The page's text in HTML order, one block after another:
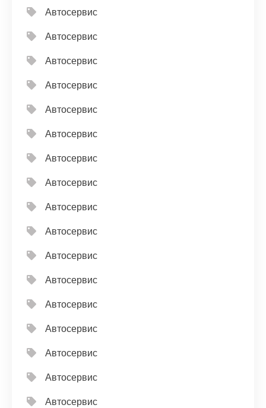
Автосервис
Автосервис
Автосервис
Автосервис
Автосервис
Автосервис
Автосервис
Автосервис
Автосервис
Автосервис
Автосервис
Автосервис
Автосервис
Автосервис
Автосервис
Автосервис
Автосервис